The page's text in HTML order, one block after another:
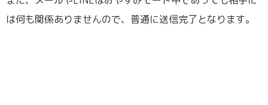
は何も関係ありませんので、普通に送信完了となります。